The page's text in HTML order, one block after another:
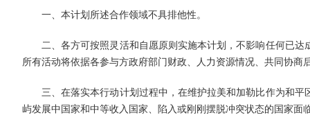
一、本计划所述合作领域不具排他性。
二、各方可按照灵活和自愿原则实施本计划，不影响任何已
所有活动将依据各参与方政府部门财政、人力资源情况、共同协商
三、在落实本行动计划过程中，在维护拉美和加勒比作为和
屿发展中国家和中等收入国家、陷入或刚刚摆脱冲突状态的国家面